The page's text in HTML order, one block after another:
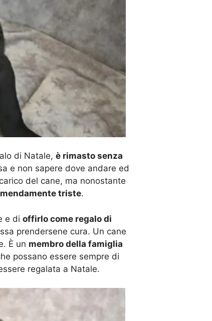
di Natale, è rimasto senza
e non sapere dove andare ed
del cane, ma nonostante
triste.
e di offirlo come regalo di
prendersene cura. Un cane
È un membro della famiglia
possano essere sempre di
regalata a Natale.